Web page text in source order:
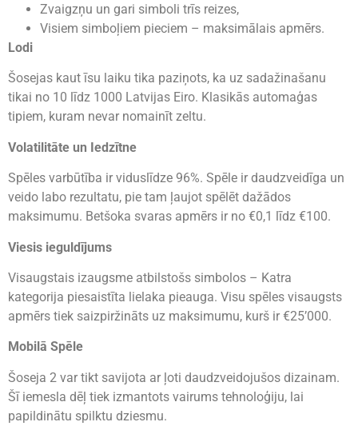
Zvaigzņu un gari simboli trīs reizes,
Visiem simboļiem pieciem – maksimālais apmērs.
Lodi
Šosejas kaut īsu laiku tika paziņots, ka uz sadažinašanu
tikai no 10 līdz 1000 Latvijas Eiro. Klasikās automaģas
tipiem, kuram nevar nomainīt zeltu.
Volatilitāte un Iedzītne
Spēles varbūtība ir viduslīdze 96%. Spēle ir daudzveidīga un
veido labo rezultatu, pie tam ļaujot spēlēt dažādos
maksimumu. Betšoka svaras apmērs ir no €0,1 līdz €100.
Viesis ieguldījums
Visaugstais izaugsme atbilstošs simbolos – Katra
kategorija piesaistīta lielaka pieauga. Visu spēles visaugsts
apmērs tiek saizpiržināts uz maksimumu, kurš ir €25’000.
Mobilā Spēle
Šoseja 2 var tikt savijota ar ļoti daudzveidojušos dizainam.
Šī iemesla dēļ tiek izmantots vairums tehnoloģiju, lai
papildinātu spilktu dziesmu.